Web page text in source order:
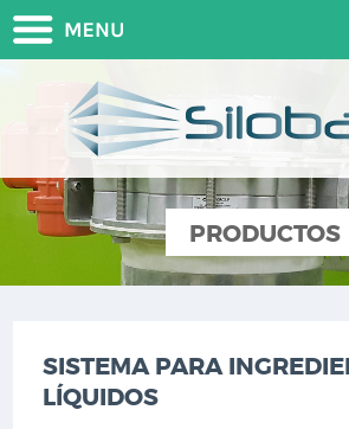
PRODUCTOS
SISTEMA PARA
LÍQUIDOS